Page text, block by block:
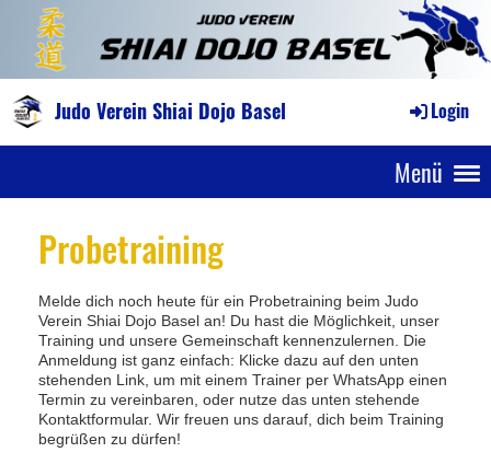
Judo Verein Shiai Dojo Basel Login
Menü
Probetraining
Melde dich noch heute für ein Probetraining beim Judo
Verein Shiai Dojo Basel an! Du hast die Möglichkeit, unser
Training und unsere Gemeinschaft kennenzulernen. Die
Anmeldung ist ganz einfach: Klicke dazu auf den unten
stehenden Link, um mit einem Trainer per WhatsApp einen
Termin zu vereinbaren, oder nutze das unten stehende
Kontaktformular. Wir freuen uns darauf, dich beim Training
begrüßen zu dürfen!